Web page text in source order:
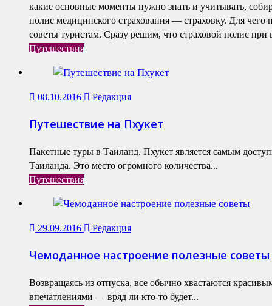
какие основные моменты нужно знать и учитывать,
полис медицинского страхования — страховку. Для чего
советы туристам. Сразу решим, что страховой полис при
Путешествия
08.10.2016 Редакция
Путешествие на Пхукет
Пакетные туры в Таиланд. Пхукет является самым
Таиланда. Это место огромного количества...
Путешествия
29.09.2016 Редакция
Чемоданное настроение полезные советы
Возвращаясь из отпуска, все обычно хвастаются
впечатлениями — вряд ли кто-то будет...